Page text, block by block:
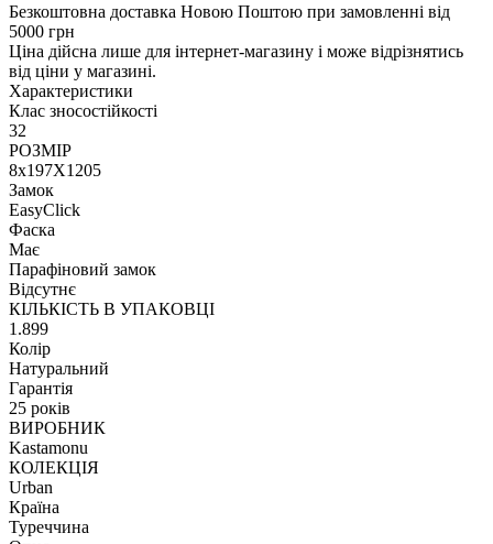
Безкоштовна доставка Новою Поштою при замовленні від
5000 грн
Ціна дійсна лише для інтернет-магазину і може відрізнятись
від ціни у магазині.
Характеристики
Клас зносостійкості
32
РОЗМІР
8x197X1205
Замок
EasyClick
Фаска
Має
Парафіновий замок
Відсутнє
КІЛЬКІСТЬ В УПАКОВЦІ
1.899
Колір
Натуральний
Гарантія
25 років
ВИРОБНИК
Kastamonu
КОЛЕКЦІЯ
Urban
Країна
Туреччина